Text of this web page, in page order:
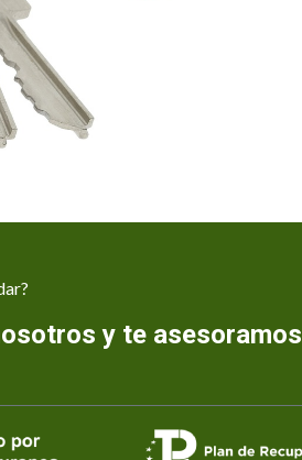
y te asesoramos